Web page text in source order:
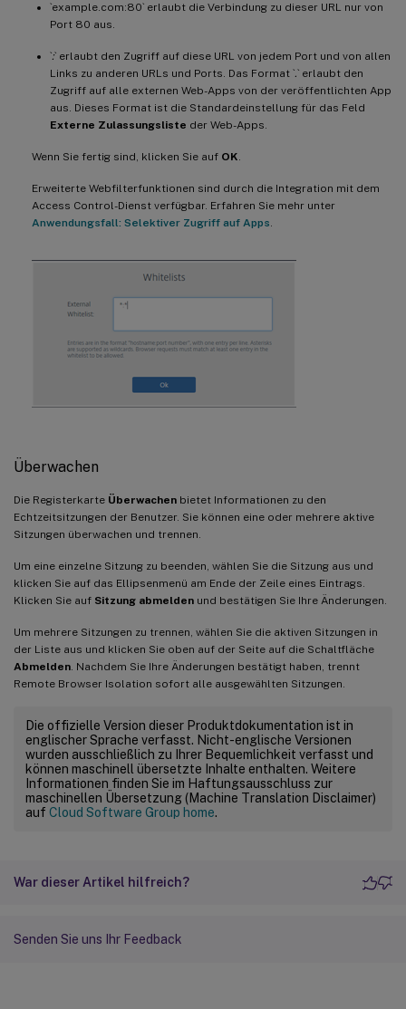
`example.com:80` erlaubt die Verbindung zu dieser URL nur von
Port 80 aus.
`:` erlaubt den Zugriff auf diese URL von jedem Port und von allen
Links zu anderen URLs und Ports. Das Format `.` erlaubt den
Zugriff auf alle externen Web-Apps von der veröffentlichten App
aus. Dieses Format ist die Standardeinstellung für das Feld
Externe Zulassungsliste der Web-Apps.
Wenn Sie fertig sind, klicken Sie auf OK.
Erweiterte Webfilterfunktionen sind durch die Integration mit dem
Access Control-Dienst verfügbar. Erfahren Sie mehr unter
Anwendungsfall: Selektiver Zugriff auf Apps.
Überwachen
Die Registerkarte Überwachen bietet Informationen zu den
Echtzeitsitzungen der Benutzer. Sie können eine oder mehrere aktive
Sitzungen überwachen und trennen.
Um eine einzelne Sitzung zu beenden, wählen Sie die Sitzung aus und
klicken Sie auf das Ellipsenmenü am Ende der Zeile eines Eintrags.
Klicken Sie auf Sitzung abmelden und bestätigen Sie Ihre Änderungen.
Um mehrere Sitzungen zu trennen, wählen Sie die aktiven Sitzungen in
der Liste aus und klicken Sie oben auf der Seite auf die Schaltfläche
Abmelden. Nachdem Sie Ihre Änderungen bestätigt haben, trennt
Remote Browser Isolation sofort alle ausgewählten Sitzungen.
Die offizielle Version dieser Produktdokumentation ist in
englischer Sprache verfasst. Nicht-englische Versionen
wurden ausschließlich zu Ihrer Bequemlichkeit verfasst und
können maschinell übersetzte Inhalte enthalten. Weitere
Informationen finden Sie im Haftungsausschluss zur
maschinellen Übersetzung (Machine Translation Disclaimer)
auf Cloud Software Group home.
War dieser Artikel hilfreich?
Senden Sie uns Ihr Feedback